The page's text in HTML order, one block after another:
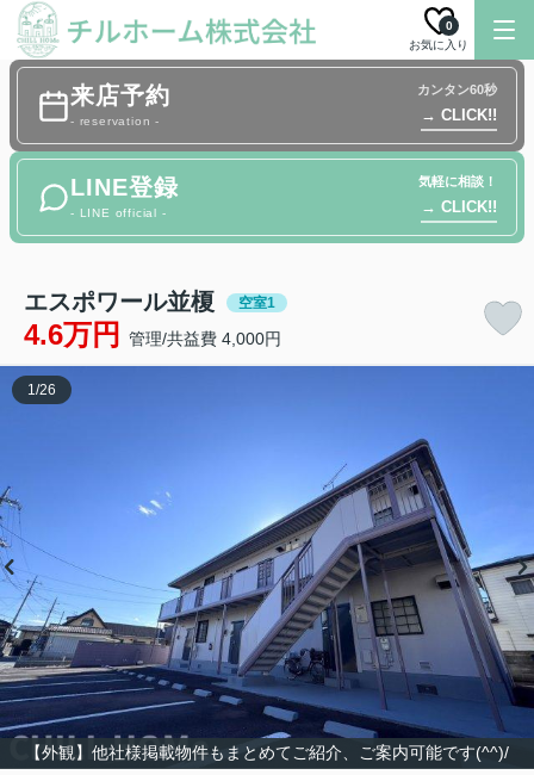
お気に入り
0
来店予約
- reservation -
カンタン60秒
→ CLICK!!
LINE登録
- LINE official -
気軽に相談！
→ CLICK!!
エスポワール並榎 空室1
4.6万円 管理/共益費 4,000円
【外観】他社様掲載物件もまとめてご紹介、ご案内可能です(^^)/
1/26